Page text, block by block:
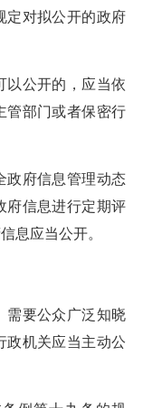
定对拟公开的政府
公开的，应当依
管部门或者保密行
府信息管理动态
府信息进行定期评
息应当公开。
要公众广泛知晓
政机关应当主动公